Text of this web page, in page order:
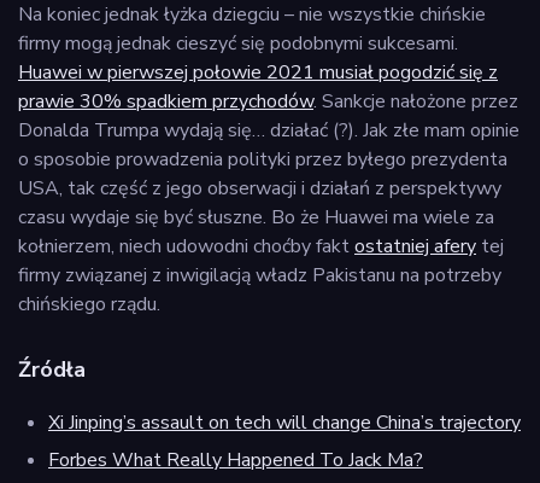
Na koniec jednak łyżka dziegciu – nie wszystkie chińskie
firmy mogą jednak cieszyć się podobnymi sukcesami.
Huawei w pierwszej połowie 2021 musiał pogodzić się z
prawie 30% spadkiem przychodów. Sankcje nałożone przez
Donalda Trumpa wydają się… działać (?). Jak złe mam opinie
o sposobie prowadzenia polityki przez byłego prezydenta
USA, tak część z jego obserwacji i działań z perspektywy
czasu wydaje się być słuszne. Bo że Huawei ma wiele za
kołnierzem, niech udowodni choćby faktostatniej afery tej
firmy związanej z inwigilacją władz Pakistanu na potrzeby
chińskiego rządu.
Źródła
Xi Jinping’s assault on tech will change China’s trajectory
Forbes What Really Happened To Jack Ma?